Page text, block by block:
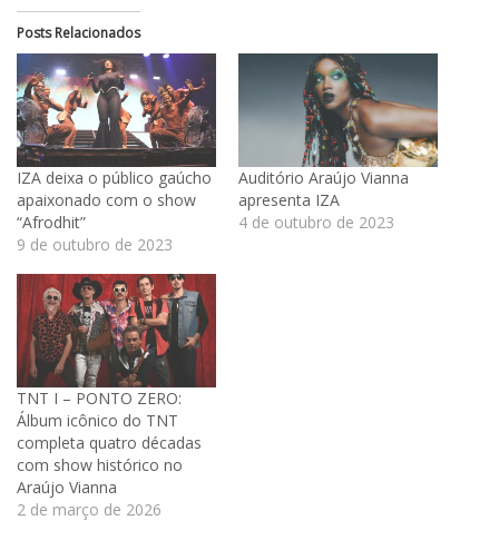
Posts Relacionados
IZA deixa o público gaúcho
apaixonado com o show
“Afrodhit”
9 de outubro de 2023
Auditório Araújo Vianna
apresenta IZA
4 de outubro de 2023
TNT I – PONTO ZERO:
Álbum icônico do TNT
completa quatro décadas
com show histórico no
Araújo Vianna
2 de março de 2026